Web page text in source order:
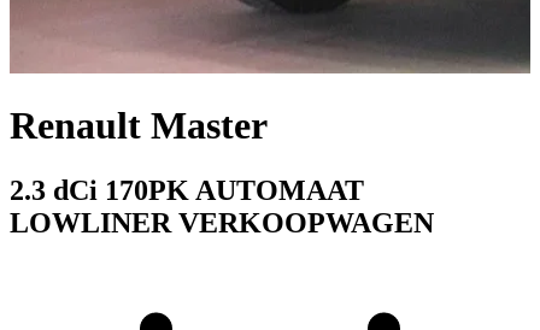
Renault Master
2.3 dCi 170PK AUTOMAAT
LOWLINER VERKOOPWAGEN